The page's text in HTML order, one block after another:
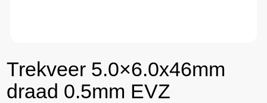
Trekveer 5.0×6.0x46mm
draad 0.5mm EVZ